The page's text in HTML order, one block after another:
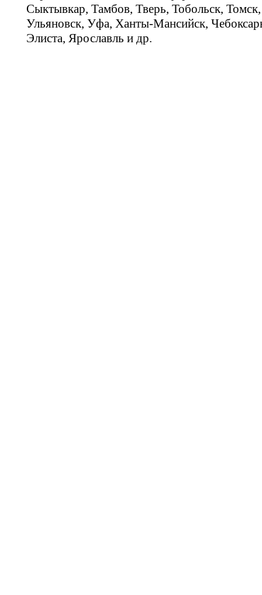
Сыктывкар, Тамбов, Тверь, Тобольск,
Ульяновск, Уфа, Ханты-Мансийск,
Элиста, Ярославль и др.